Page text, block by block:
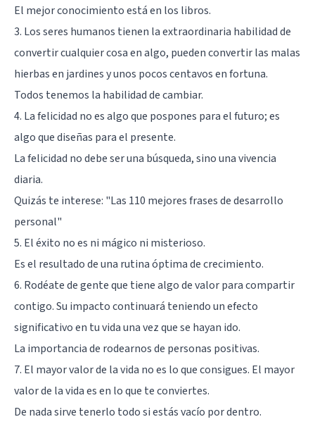
El mejor conocimiento está en los libros.
3. Los seres humanos tienen la extraordinaria habilidad de
convertir cualquier cosa en algo, pueden convertir las malas
hierbas en jardines y unos pocos centavos en fortuna.
Todos tenemos la habilidad de cambiar.
4. La felicidad no es algo que pospones para el futuro; es
algo que diseñas para el presente.
La felicidad no debe ser una búsqueda, sino una vivencia
diaria.
Quizás te interese: "Las 110 mejores frases de desarrollo
personal"
5. El éxito no es ni mágico ni misterioso.
Es el resultado de una rutina óptima de crecimiento.
6. Rodéate de gente que tiene algo de valor para compartir
contigo. Su impacto continuará teniendo un efecto
significativo en tu vida una vez que se hayan ido.
La importancia de rodearnos de personas positivas.
7. El mayor valor de la vida no es lo que consigues. El mayor
valor de la vida es en lo que te conviertes.
De nada sirve tenerlo todo si estás vacío por dentro.